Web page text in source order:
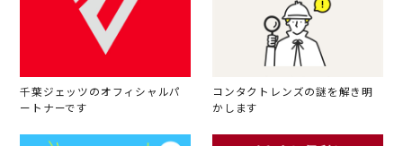
千葉ジェッツのオフィシャルパ
ートナーです
コンタクトレンズの謎を解き明
かします